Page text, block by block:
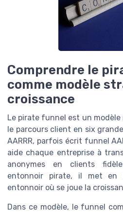
Comprendre le
comme modèle
croissance
Le pirate funnel est un
le parcours client en six
AARRR, parfois écrit funnel
aide chaque entreprise à
anonymes en clients
entonnoir pirate, il met en
entonnoir où se joue la
Dans ce modèle, le funnel